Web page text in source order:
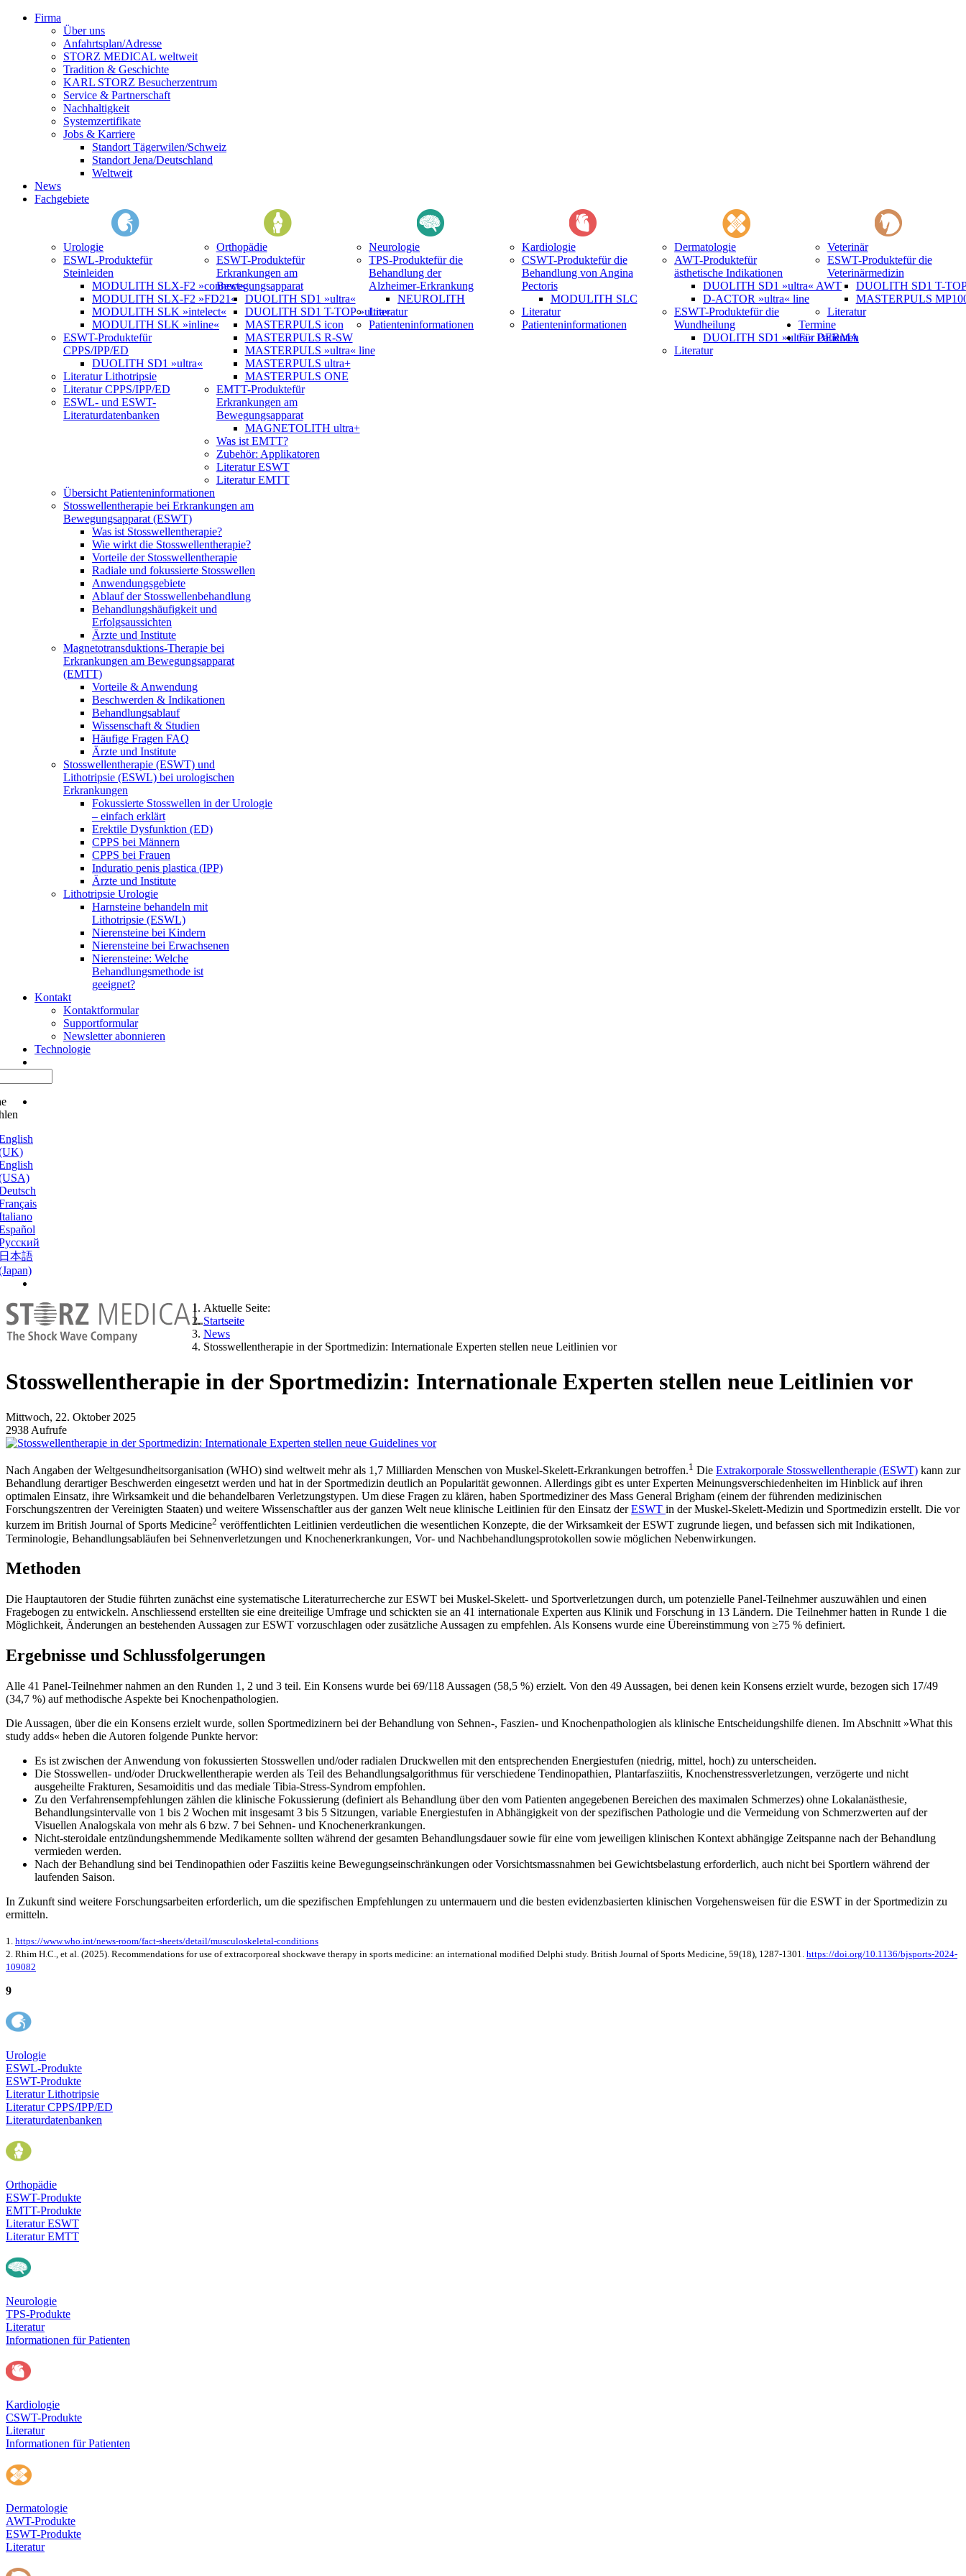
Firma
Über uns
Anfahrtsplan/Adresse
STORZ MEDICAL weltweit
Tradition & Geschichte
KARL STORZ Besucherzentrum
Service & Partnerschaft
Nachhaltigkeit
Systemzertifikate
Jobs & Karriere
Standort Tägerwilen/Schweiz
Standort Jena/Deutschland
Weltweit
News
Fachgebiete
Urologie
ESWL-Produktefür
Steinleiden
MODULITH SLX-F2 »connect«
MODULITH SLX-F2 »FD21«
MODULITH SLK »intelect«
MODULITH SLK »inline«
ESWT-Produktefür
CPPS/IPP/ED
DUOLITH SD1 »ultra«
Literatur Lithotripsie
Literatur CPPS/IPP/ED
ESWL- und ESWT-
Literaturdatenbanken
Orthopädie
ESWT-Produktefür
Erkrankungen am
Bewegungsapparat
DUOLITH SD1 »ultra«
DUOLITH SD1 T-TOP »ultra«
MASTERPULS icon
MASTERPULS R-SW
MASTERPULS »ultra« line
MASTERPULS ultra+
MASTERPULS ONE
EMTT-Produktefür
Erkrankungen am
Bewegungsapparat
MAGNETOLITH ultra+
Was ist EMTT?
Zubehör: Applikatoren
Literatur ESWT
Literatur EMTT
Neurologie
TPS-Produktefür die
Behandlung der
Alzheimer-Erkrankung
NEUROLITH
Literatur
Patienteninformationen
Kardiologie
CSWT-Produktefür die
Behandlung von Angina
Pectoris
MODULITH SLC
Literatur
Patienteninformationen
Dermatologie
AWT-Produktefür
ästhetische Indikationen
DUOLITH SD1 »ultra« AWT
D-ACTOR »ultra« line
ESWT-Produktefür die
Wundheilung
DUOLITH SD1 »ultra« DERMA
Literatur
Veterinär
ESWT-Produktefür die
Veterinärmedizin
DUOLITH SD1 T-
MASTERPULS
Literatur
Termine
Für Patienten
Übersicht Patienteninformationen
Stosswellentherapie bei Erkrankungen am
Bewegungsapparat (ESWT)
Was ist Stosswellentherapie?
Wie wirkt die Stosswellentherapie?
Vorteile der Stosswellentherapie
Radiale und fokussierte Stosswellen
Anwendungsgebiete
Ablauf der Stosswellenbehandlung
Behandlungshäufigkeit und
Erfolgsaussichten
Ärzte und Institute
Magnetotransduktions-Therapie bei
Erkrankungen am Bewegungsapparat
(EMTT)
Vorteile & Anwendung
Beschwerden & Indikationen
Behandlungsablauf
Wissenschaft & Studien
Häufige Fragen FAQ
Ärzte und Institute
Stosswellentherapie (ESWT) und
Lithotripsie (ESWL) bei urologischen
Erkrankungen
Fokussierte Stosswellen in der Urologie
– einfach erklärt
Erektile Dysfunktion (ED)
CPPS bei Männern
CPPS bei Frauen
Induratio penis plastica (IPP)
Ärzte und Institute
Lithotripsie Urologie
Harnsteine behandeln mit
Lithotripsie (ESWL)
Nierensteine bei Kindern
Nierensteine bei Erwachsenen
Nierensteine: Welche
Behandlungsmethode ist
geeignet?
Kontakt
Kontaktformular
Supportformular
Newsletter abonnieren
Technologie
本語
Aktuelle Seite:
Startseite
News
Stosswellentherapie in der Sportmedizin: Internationale Experten stellen neue Leitlinien vor
Stosswellentherapie in der Sportmedizin: Internationale Experten stellen neue Leitlinien vor
Mittwoch, 22. Oktober 2025
2938 Aufrufe
Nach Angaben der Weltgesundheitsorganisation (WHO) sind weltweit mehr als 1,7 Milliarden Menschen von Muskel-Skelett-Erkrankungen betroffen.1 Die Extrakorporale Stosswellentherapie (ESWT) kann zur
Behandlung derartiger Beschwerden eingesetzt werden und hat in der Sportmedizin deutlich an Popularität gewonnen. Allerdings gibt es unter Experten Meinungsverschiedenheiten im Hinblick auf ihren
optimalen Einsatz, ihre Wirksamkeit und die behandelbaren Verletzungstypen. Um diese Fragen zu klären, haben Sportmediziner des Mass General Brigham (einem der führenden medizinischen
Forschungszentren der Vereinigten Staaten) und weitere Wissenschaftler aus der ganzen Welt neue klinische Leitlinien für den Einsatz derESWT in der Muskel-Skelett-Medizin und Sportmedizin erstellt. Die vor
kurzem im British Journal of Sports Medicine2 veröffentlichten Leitlinien verdeutlichen die wesentlichen Konzepte, die der Wirksamkeit der ESWT zugrunde liegen, und befassen sich mit Indikationen,
Terminologie, Behandlungsabläufen bei Sehnenverletzungen und Knochenerkrankungen, Vor- und Nachbehandlungsprotokollen sowie möglichen Nebenwirkungen.
Methoden
Die Hauptautoren der Studie führten zunächst eine systematische Literaturrecherche zur ESWT bei Muskel-Skelett- und Sportverletzungen durch, um potenzielle Panel-Teilnehmer auszuwählen und einen
Fragebogen zu entwickeln. Anschliessend erstellten sie eine dreiteilige Umfrage und schickten sie an 41 internationale Experten aus Klinik und Forschung in 13 Ländern. Die Teilnehmer hatten in Runde 1 die
Möglichkeit, Änderungen an bestehenden Aussagen zur ESWT vorzuschlagen oder zusätzliche Aussagen zu empfehlen. Als Konsens wurde eine Übereinstimmung von ≥75 % definiert.
Ergebnisse und Schlussfolgerungen
Alle 41 Panel-Teilnehmer nahmen an den Runden 1, 2 und 3 teil. Ein Konsens wurde bei 69/118 Aussagen (58,5 %) erzielt. Von den 49 Aussagen, bei denen kein Konsens erzielt wurde, bezogen sich 17/49
(34,7 %) auf methodische Aspekte bei Knochenpathologien.
Die Aussagen, über die ein Konsens erzielt wurde, sollen Sportmedizinern bei der Behandlung von Sehnen-, Faszien- und Knochenpathologien als klinische Entscheidungshilfe dienen. Im Abschnitt »What this
study adds« heben die Autoren folgende Punkte hervor:
Es ist zwischen der Anwendung von fokussierten Stosswellen und/oder radialen Druckwellen mit den entsprechenden Energiestufen (niedrig, mittel, hoch) zu unterscheiden.
Die Stosswellen- und/oder Druckwellentherapie werden als Teil des Behandlungsalgorithmus für verschiedene Tendinopathien, Plantarfasziitis, Knochenstressverletzungen, verzögerte und nicht
ausgeheilte Frakturen, Sesamoiditis und das mediale Tibia-Stress-Syndrom empfohlen.
Zu den Verfahrensempfehlungen zählen die klinische Fokussierung (definiert als Behandlung über den vom Patienten angegebenen Bereichen des maximalen Schmerzes) ohne Lokalanästhesie,
Behandlungsintervalle von 1 bis 2 Wochen mit insgesamt 3 bis 5 Sitzungen, variable Energiestufen in Abhängigkeit von der spezifischen Pathologie und die Vermeidung von Schmerzwerten auf der
Visuellen Analogskala von mehr als 6 bzw. 7 bei Sehnen- und Knochenerkrankungen.
Nicht-steroidale entzündungshemmende Medikamente sollten während der gesamten Behandlungsdauer sowie für eine vom jeweiligen klinischen Kontext abhängige Zeitspanne nach der Behandlung
vermieden werden.
Nach der Behandlung sind bei Tendinopathien oder Fasziitis keine Bewegungseinschränkungen oder Vorsichtsmassnahmen bei Gewichtsbelastung erforderlich, auch nicht bei Sportlern während der
laufenden Saison.
In Zukunft sind weitere Forschungsarbeiten erforderlich, um die spezifischen Empfehlungen zu untermauern und die besten evidenzbasierten klinischen Vorgehensweisen für die ESWT in der Sportmedizin zu
ermitteln.
1. https://www.who.int/news-room/fact-sheets/detail/musculoskeletal-conditions
2. Rhim H.C., et al. (2025). Recommendations for use of extracorporeal shockwave therapy in sports medicine: an international modified Delphi study. British Journal of Sports Medicine, 59(18), 1287-1301. https://doi.org/10.1136/bjsports-2024-
109082
9
Urologie
ESWL-Produkte
ESWT-Produkte
Literatur Lithotripsie
Literatur CPPS/IPP/ED
Literaturdatenbanken
Orthopädie
ESWT-Produkte
EMTT-Produkte
Literatur ESWT
Literatur EMTT
Neurologie
TPS-Produkte
Literatur
Informationen für Patienten
Kardiologie
CSWT-Produkte
Literatur
Informationen für Patienten
Dermatologie
AWT-Produkte
ESWT-Produkte
Literatur